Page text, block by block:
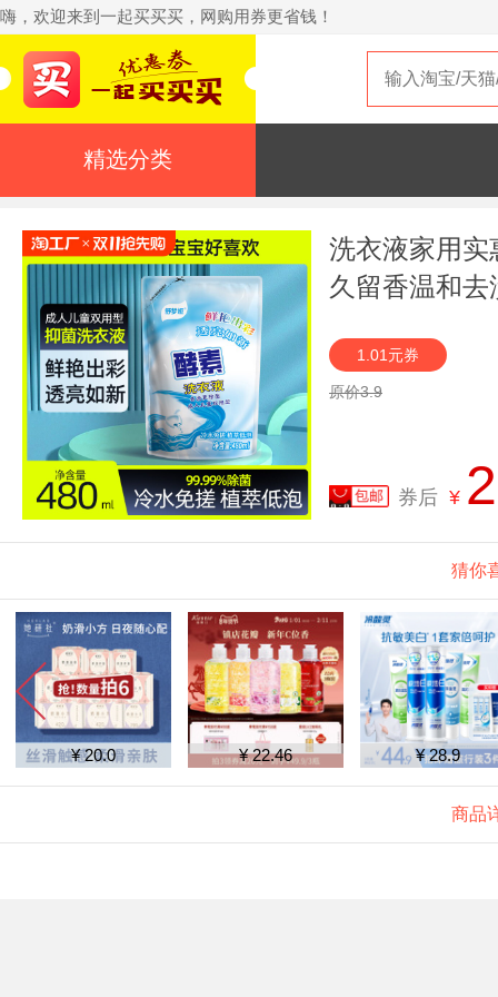
嗨，欢迎来到一起买买买，网购用券更省钱！
精选分类
洗衣液家用实
久留香温和
1.01元券
原价3.9
券后 ¥
猜你
¥ 20.0 ¥ 22.46 ¥ 28.9
商品